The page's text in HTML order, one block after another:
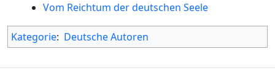
Vom Reichtum der deutschen Seele
Kategorie: Deutsche Autoren